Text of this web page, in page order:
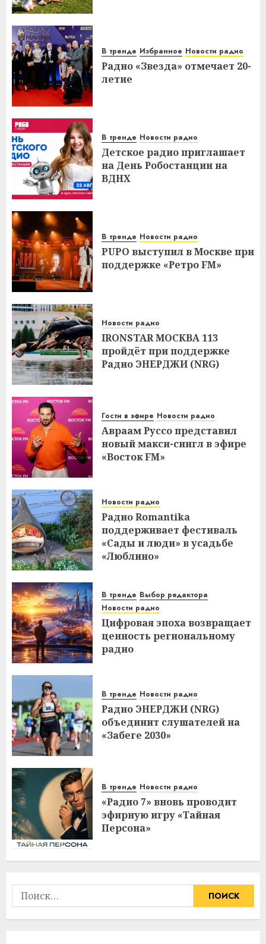
В тренде Избранное Новости радио
Радио «Звезда» отмечает 20-
летие
В тренде Новости радио
Детское радио приглашает
на День Робостанции на
ВДНХ
В тренде Новости радио
PUPO выступил в Москве при
поддержке «Ретро FM»
Новости радио
IRONSTAR МОСКВА 113
пройдёт при поддержке
Радио ЭНЕРДЖИ (NRG)
Гости в эфире Новости радио
Авраам Руссо представил
новый макси-сингл в эфире
«Восток FM»
Новости радио
Радио Romantika
поддерживает фестиваль
«Сады и люди» в усадьбе
«Люблино»
В тренде Выбор редактора
Новости радио
Цифровая эпоха возвращает
ценность региональному
радио
В тренде Новости радио
Радио ЭНЕРДЖИ (NRG)
объединит слушателей на
«Забеге 2030»
В тренде Новости радио
«Радио 7» вновь проводит
эфирную игру «Тайная
Персона»
Найти: